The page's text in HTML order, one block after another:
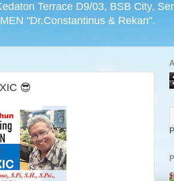
Terrace D9/03, BSB City,
"Dr.Constantinus & Rekan".
😎